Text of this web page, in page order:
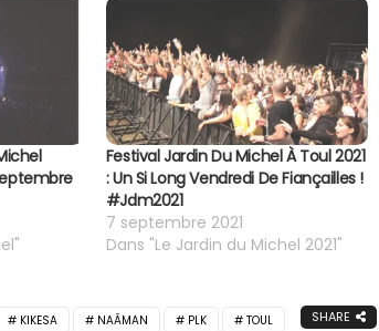
Festival Jardin Du Michel À Toul 2021
: Un Si Long Vendredi De Fiançailles !
#jdm2021
7 septembre 2021
Dans "Le Jardin du Michel 2021"
KIKESA NAÂMAN PLK TOUL SHARE